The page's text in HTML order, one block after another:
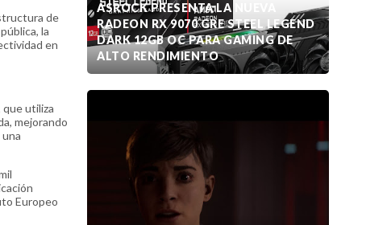
de
la
en
utiliza
mejorando
Europeo
ASROCK PRESENTA LA NUEVA
RADEON RX 9070 GRE STEEL LEGEND
DARK 12GB OC PARA GAMING DE
ALTO RENDIMIENTO